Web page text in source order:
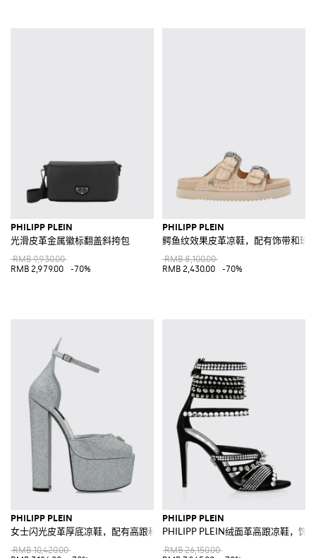
PHILIPP PLEIN
光滑皮革金属徽标翻盖斜挎包
RMB 9,930.00
RMB 2,979.00
-70%
PHILIPP PLEIN
鳄鱼纹效果皮革凉鞋，配有饰带和珠
RMB 8,100.00
RMB 2,430.00
-70%
PHILIPP PLEIN
女士闪光皮革厚底凉鞋，配有高跟和骷髅头装饰
RMB 10,420.00
PHILIPP PLEIN
PHILIPP PLEIN绒面革高跟凉鞋，饰
RMB 26,150.00